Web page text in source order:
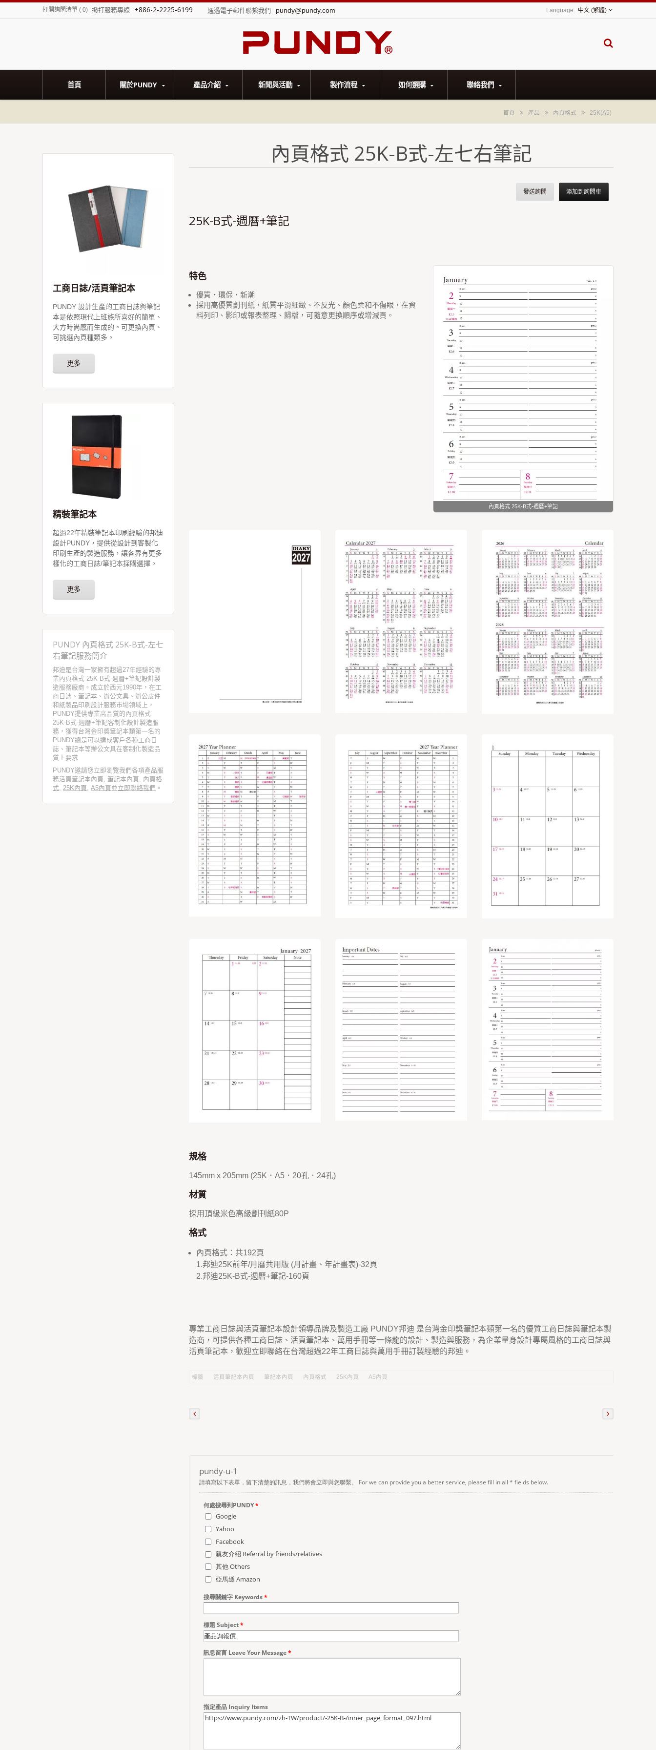
打開詢問清單 ( 0) 撥打服務專線 +886-2-2225-6199 通過電子郵件聯繫我們 pundy@pundy.com 中文 (繁體)
首頁 關於PUNDY 產品介紹 新聞與活動 製作流程 如何選購 聯絡我們
首頁 產品 內頁格式 25K(A5)
工商日誌/活頁筆記本
PUNDY 設計生產的工商日誌與筆記
本是依照現代上班族所喜好的簡單、
大方時尚感而生成的。可更換內頁、
可挑選內頁種類多。
更多
精裝筆記本
超過22年精裝筆記本印刷經驗的邦迪
設計PUNDY，提供從設計到客製化
印刷生產的製造服務，讓各界有更多
樣化的工商日誌/筆記本採購選擇。
更多
PUNDY 內頁格式 25K-B式-左七
右筆記服務簡介
邦迪是台灣一家擁有超過27年經驗的專
業內頁格式 25K-B式-週曆+筆記設計製
造服務廠商。成立於西元1990年，在工
商日誌、筆記本、辦公文具、辦公皮件
和紙製品印刷設計服務市場領域上，
PUNDY提供專業高品質的內頁格式
25K-B式-週曆+筆記客制化設計製造服
務，獲得台灣金印獎筆記本類第一名的
PUNDY總是可以達成客戶各種工商日
誌、筆記本等辦公文具在客制化製造品
質上要求
PUNDY邀請您立即瀏覽我們各項產品服
務活頁筆記本內頁, 筆記本內頁, 內頁格
式, 25K內頁, A5內頁並立即聯絡我們 。
內頁格式 25K-B式-左七右筆記
發送詢問 添加到詢問車
25K-B式-週曆+筆記
內頁格式 25K-B式-週曆+筆記
特色
優質‧環保‧新潮
採用高優質劃刊紙，紙質平滑細緻、不反光、顏色柔和不傷眼，在資
料列印、影印或報表整理、歸檔，可隨意更換順序或增減頁。
規格
145mm x 205mm (25K．A5．20孔．24孔)
材質
採用頂級米色高級劃刊紙80P
格式
內頁格式：共192頁
1.邦迪25K前年/月曆共用版 (月計畫、年計畫表)-32頁
2.邦迪25K-B式-週曆+筆記-160頁
專業工商日誌與活頁筆記本設計領導品牌及製造工廠 PUNDY邦迪 是台灣金印獎筆記本類第一名的優質工商日誌與筆記本製
造商，可提供各種工商日誌、活頁筆記本、萬用手冊等一條龍的設計、製造與服務，為企業量身設計專屬風格的工商日誌與
活頁筆記本，歡迎立即聯絡在台灣超過22年工商日誌與萬用手冊訂製經驗的邦迪。
標籤 活頁筆記本內頁 筆記本內頁 內頁格式 25K內頁 A5內頁